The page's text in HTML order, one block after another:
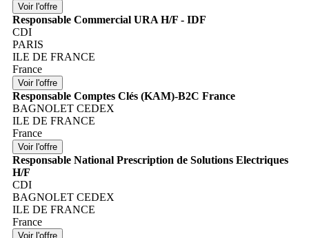
Responsable Commercial URA H/F - IDF
CDI
PARIS
ILE DE FRANCE
France
Responsable Comptes Clés (KAM)-B2C France
BAGNOLET CEDEX
ILE DE FRANCE
France
Responsable National Prescription de Solutions Electriques
H/F
CDI
BAGNOLET CEDEX
ILE DE FRANCE
France